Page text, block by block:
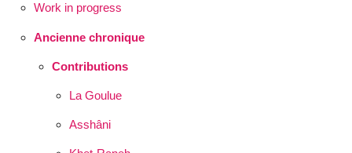
Work in progress
Ancienne chronique
Contributions
La Goulue
Asshâni